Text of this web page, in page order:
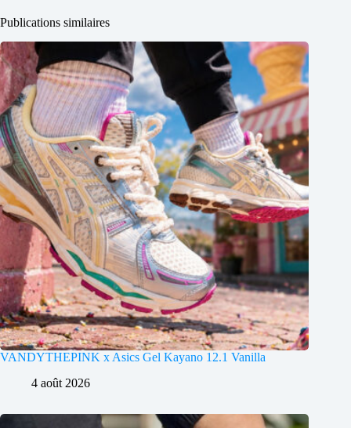
Publications similaires
VANDYTHEPINK x Asics Gel Kayano 12.1 Vanilla
4 août 2026